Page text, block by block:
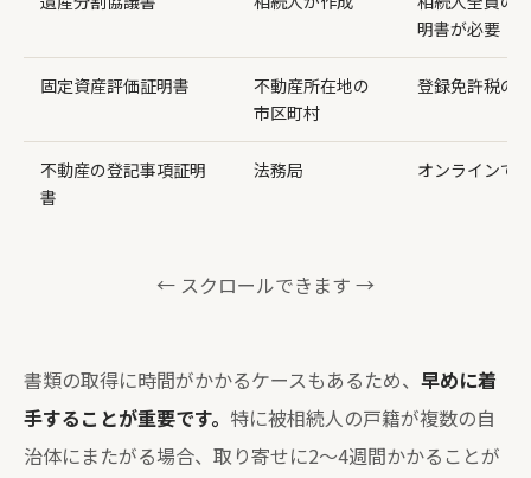
明書が必要
固定資産評価証明書
不動産所在地の
市区町村
登録免許税の
不動産の登記事項証明
書
法務局 オンラインで
← スクロールできます →
書類の取得に時間がかかるケースもあるため、 早めに着
手することが重要です。 特に被相続人の戸籍が複数の自
治体にまたがる場合、取り寄せに2〜4週間かかることが